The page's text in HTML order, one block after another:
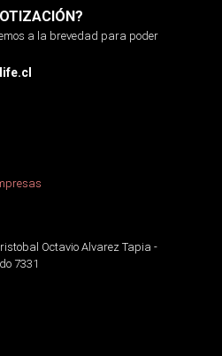
a la brevedad para poder
Octavio Alvarez Tapia -
7331